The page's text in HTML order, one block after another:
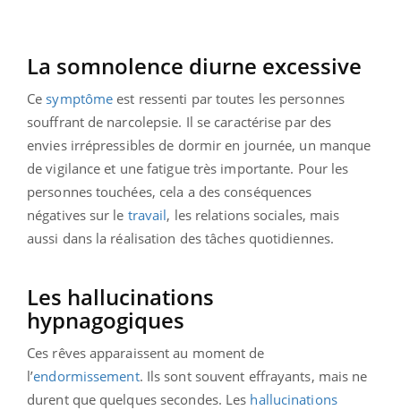
La somnolence diurne excessive
Cesymptôme est ressenti par toutes les personnes
souffrant de narcolepsie. Il se caractérise par des
envies irrépressibles de dormir en journée, un manque
de vigilance et une fatigue très importante. Pour les
personnes touchées, cela a des conséquences
négatives sur le travail, les relations sociales, mais
aussi dans la réalisation des tâches quotidiennes.
Les hallucinations
hypnagogiques
Ces rêves apparaissent au moment de
l’endormissement. Ils sont souvent effrayants, mais ne
durent que quelques secondes. Les hallucinations